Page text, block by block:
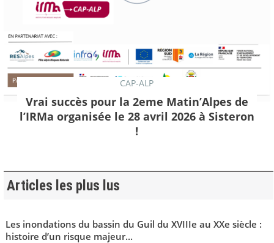
CAP-ALP
Vrai succès pour la 2eme Matin’Alpes de
l’IRMa organisée le 28 avril 2026 à Sisteron
!
Articles les plus lus
Les inondations du bassin du Guil du XVIIIe au XXe siècle :
histoire d’un risque majeur...